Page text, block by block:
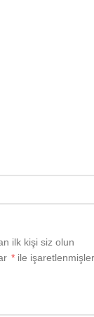
ilk kişi siz olun
* ile